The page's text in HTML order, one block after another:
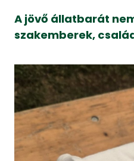
A jövő állatbarát
szakemberek,